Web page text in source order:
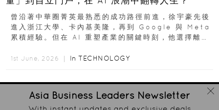
曾沿著中華圈菁英最熟悉的成功路徑前進，徐宇豪先後
進入浙江大學、卡內基美隆，再到 Google 與 Meta
累積經驗。但在 AI 重塑產業的關鍵時刻，他選擇離開
1st June, 2026 ｜ In TECHNOLOGY
Asia Business Leaders Newsletter